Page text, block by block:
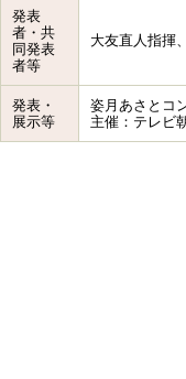
発表
者・共
同発表
者等
大友直人指揮
発表・
展示等
姿月あさとコ
主催：テレビ